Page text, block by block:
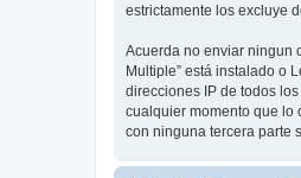
estrictamente los excluye
Acuerda no enviar ningun
Multiple” está instalado o
direcciones IP de todos
cualquier momento que lo
con ninguna tercera parte